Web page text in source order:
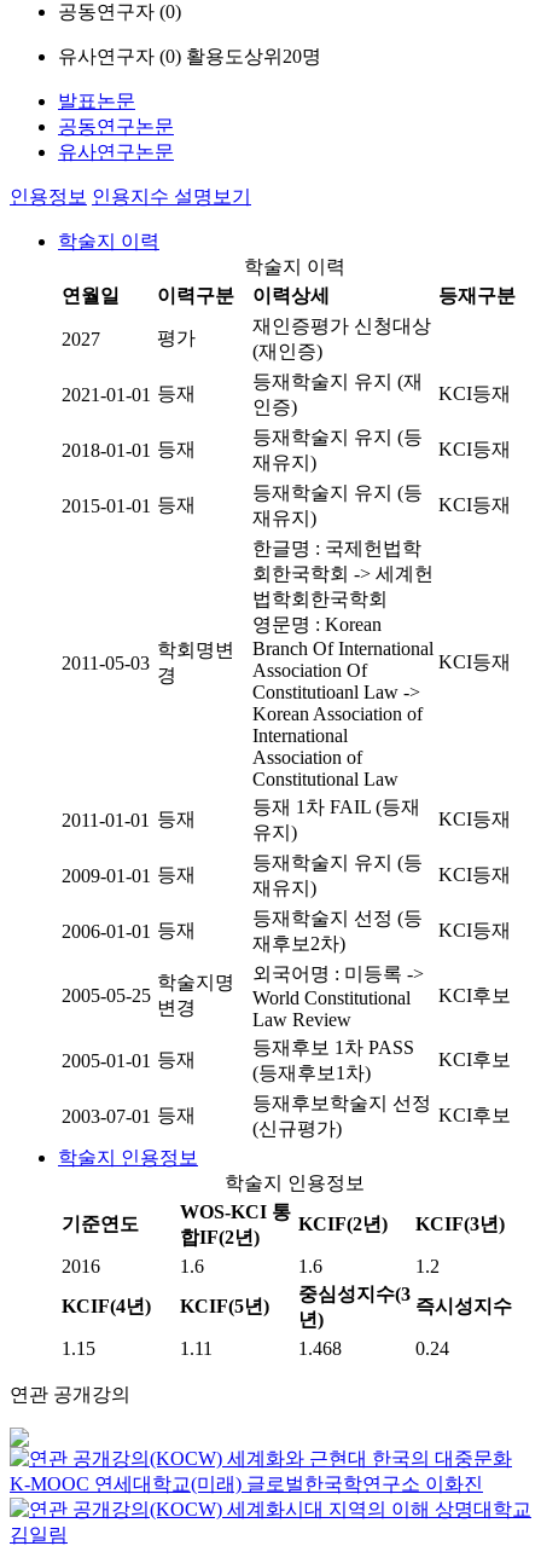
공동연구자 (0)
유사연구자 (0) 활용도상위20명
발표논문
공동연구논문
유사연구논문
인용정보 인용지수 설명보기
학술지 이력
학술지 이력
연월일
이력구분 이력상세 등재구분
2027 평가
재인증평가 신청대상
(재인증)
2021-01-01 등재
등재학술지 유지 (재
인증)
KCI등재
2018-01-01 등재
등재학술지 유지 (등
재유지)
KCI등재
2015-01-01 등재
등재학술지 유지 (등
재유지)
KCI등재
2011-05-03
학회명변
경
한글명 : 국제헌법학
회한국학회 -> 세계헌
법학회한국학회
영문명 : Korean
Branch Of International
Association Of
Constitutioanl Law ->
Korean Association of
International
Association of
Constitutional Law
KCI등재
2011-01-01 등재
등재 1차 FAIL (등재
유지)
KCI등재
2009-01-01 등재
등재학술지 유지 (등
재유지)
KCI등재
2006-01-01 등재
등재학술지 선정 (등
재후보2차)
KCI등재
2005-05-25
학술지명
변경
외국어명 : 미등록 ->
World Constitutional
Law Review
KCI후보
2005-01-01 등재
등재후보 1차 PASS
(등재후보1차)
KCI후보
2003-07-01 등재
등재후보학술지 선정
(신규평가)
KCI후보
학술지 인용정보
학술지 인용정보
기준연도
WOS-KCI 통
합IF(2년)
KCIF(2년) KCIF(3년)
2016 1.6 1.6
1.2
KCIF(4년)
KCIF(5년)
중심성지수(3
년)
즉시성지수
1.15 1.11 1.468 0.24
연관 공개강의
세계화와 근현대 한국의 대중문화
K-MOOC 연세대학교(미래) 글로벌한국학연구소 이화진
세계화시대 지역의 이해 상명대학교
김일림